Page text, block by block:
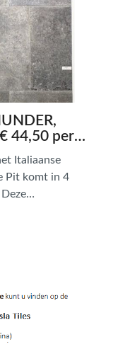
44,50 per
Italiaanse
Pit komt in 4
een
bijzonder